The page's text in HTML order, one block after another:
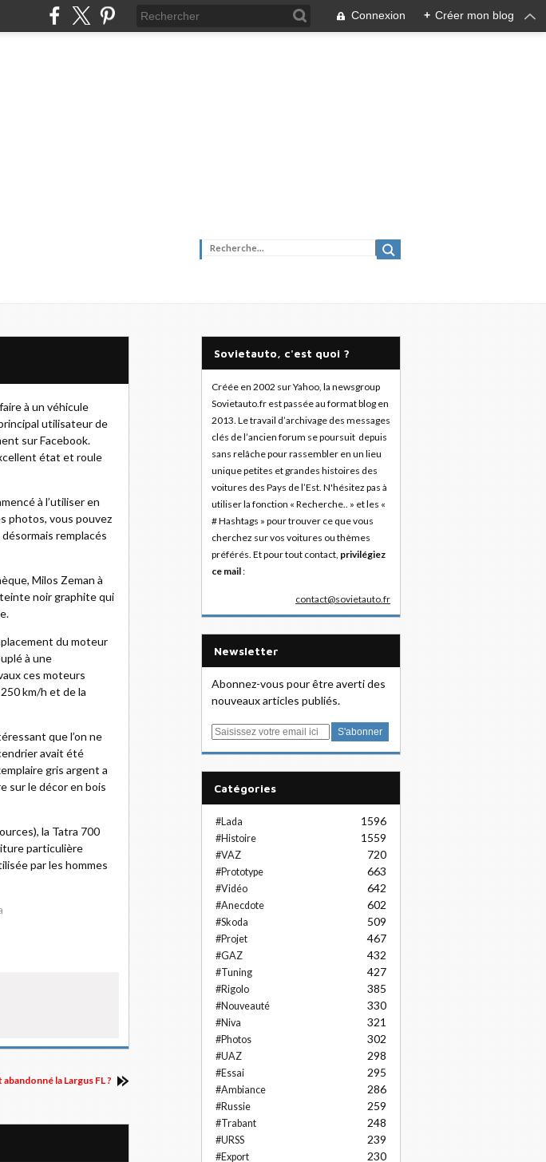
Connexion + Créer mon blog
à un véhicule
utilisateur de
sur Facebook.
état et roule
à l’utiliser en
photos, vous pouvez
remplacés
Milos Zeman à
noir graphite qui
du moteur
à une
ces moteurs
km/h et de la
que l’on ne
avait été
gris argent a
sur le décor en bois
la Tatra 700
particulière
par les hommes
la Largus FL ?
Sovietauto, c'est quoi ?
Créée en 2002 sur Yahoo, la newsgroup
Sovietauto.fr est passée au format blog en
2013. Le travail d’archivage des messages
clés de l’ancien forum se poursuit depuis
sans relâche pour rassembler en un lieu
unique petites et grandes histoires des
voitures des Pays de l’Est. N'hésitez pas à
utiliser la fonction « Recherche.. » et les «
# Hashtags » pour trouver ce que vous
cherchez sur vos voitures ou thèmes
préférés. Et pour tout contact, privilégiez
ce mail:
contact@sovietauto.fr
Newsletter
Abonnez-vous pour être averti des
nouveaux articles publiés.
E
Catégories
#Lada 1596
#Histoire 1559
#VAZ 720
#Prototype 663
#Vidéo 642
#Anecdote 602
#Skoda 509
#Projet 467
#GAZ 432
#Tuning 427
#Rigolo 385
#Nouveauté 330
#Niva 321
#Photos 302
#UAZ 298
#Essai 295
#Ambiance 286
#Russie 259
#Trabant 248
#URSS 239
#Export 230